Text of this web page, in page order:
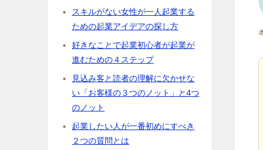
スキルがない女性が一人起業する
ための起業アイデアの探し方
好きなことで起業初心者が起業が
進むための４ステップ
見込み客と読者の理解に欠かせな
い「お客様の３つのノット」と4つ
のノット
起業したい人が一番初めにすべき
２つの質問とは